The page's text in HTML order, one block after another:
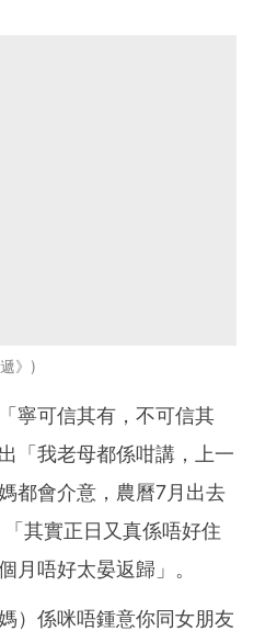
》
寧可信其有，不可信其
「我老母都係咁講，上一
都會介意，農曆7月出去
其實正日又真係唔好住
月唔好太晏返歸」。
）係咪唔鍾意你同女朋友